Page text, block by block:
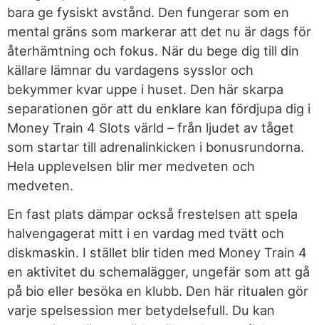
bara ge fysiskt avstånd. Den fungerar som en
mental gräns som markerar att det nu är dags för
återhämtning och fokus. När du bege dig till din
källare lämnar du vardagens sysslor och
bekymmer kvar uppe i huset. Den här skarpa
separationen gör att du enklare kan fördjupa dig i
Money Train 4 Slots värld – från ljudet av tåget
som startar till adrenalinkicken i bonusrundorna.
Hela upplevelsen blir mer medveten och
medveten.
En fast plats dämpar också frestelsen att spela
halvengagerat mitt i en vardag med tvätt och
diskmaskin. I stället blir tiden med Money Train 4
en aktivitet du schemalägger, ungefär som att gå
på bio eller besöka en klubb. Den här ritualen gör
varje spelsession mer betydelsefull. Du kan